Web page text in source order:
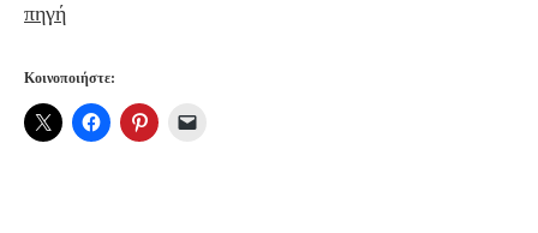
πηγή
Κοινοποιήστε: